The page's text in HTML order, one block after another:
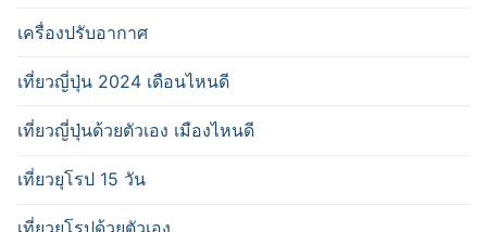
เครื่องปรับอากาศ
เที่ยวญี่ปุ่น 2024 เดือนไหนดี
เที่ยวญี่ปุ่นด้วยตัวเอง เมืองไหนดี
เที่ยวยุโรป 15 วัน